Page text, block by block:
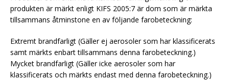
produkten är märkt enligt KIFS 2005:7 är dom som är märkta
tillsammans åtminstone en av följande farobeteckning:
Extremt brandfarligt (Gäller ej aerosoler som har klassificerats
samt märkts enbart tillsammans denna farobeteckning.)
Mycket brandfarligt (Gäller icke aerosoler som har
klassificerats och märkts endast med denna farobeteckning.)